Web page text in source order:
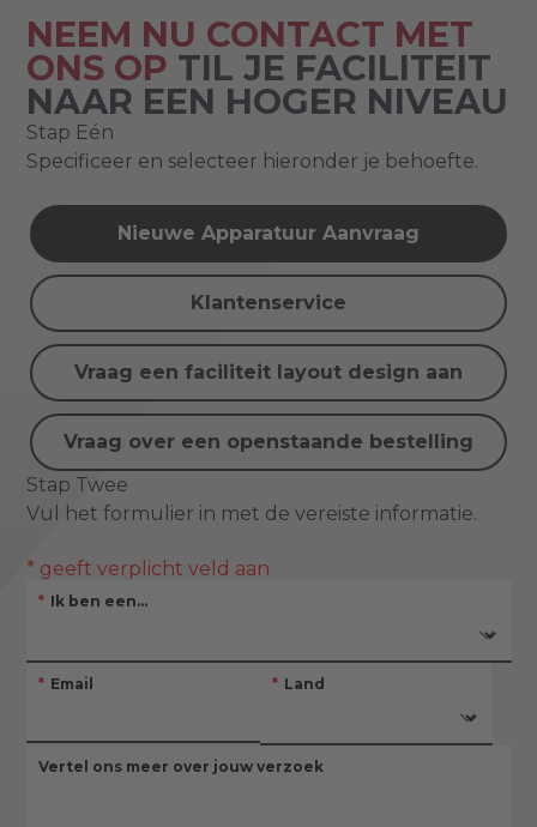
NEEM NU CONTACT MET
ONS OP TIL JE FACILITEIT
NAAR EEN HOGER NIVEAU
Stap Eén
Specificeer en selecteer hieronder je behoefte.
Nieuwe Apparatuur Aanvraag
Klantenservice
Vraag een faciliteit layout design aan
Vraag over een openstaande bestelling
Stap Twee
Vul het formulier in met de vereiste informatie.